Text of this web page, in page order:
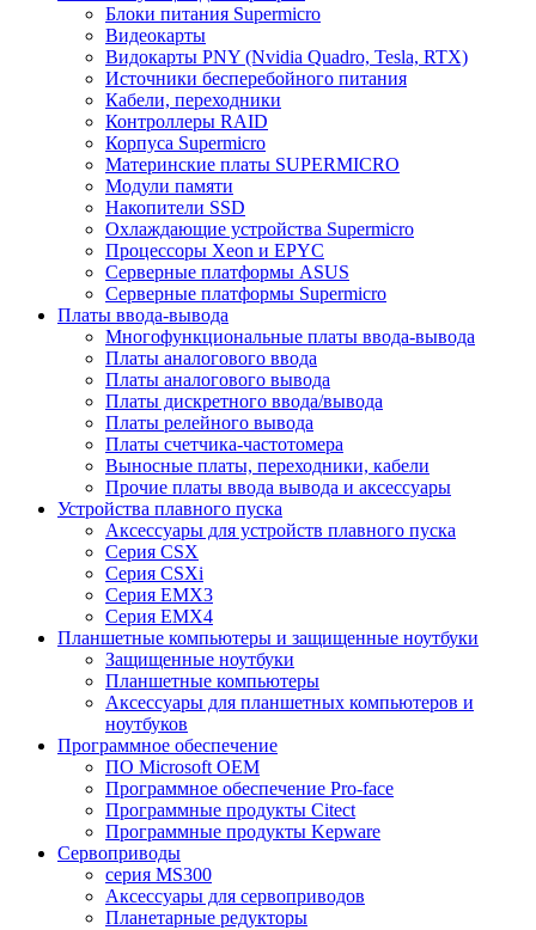
Блоки питания Supermicro
Видеокарты
Видокарты PNY (Nvidia Quadro, Tesla, RTX)
Источники бесперебойного питания
Кабели, переходники
Контроллеры RAID
Корпуса Supermicro
Материнские платы SUPERMICRO
Модули памяти
Накопители SSD
Охлаждающие устройства Supermicro
Процессоры Xeon и EPYC
Серверные платформы ASUS
Серверные платформы Supermicro
Платы ввода-вывода
Многофункциональные платы ввода-вывода
Платы аналогового ввода
Платы аналогового вывода
Платы дискретного ввода/вывода
Платы релейного вывода
Платы счетчика-частотомера
Выносные платы, переходники, кабели
Прочие платы ввода вывода и аксессуары
Устройства плавного пуска
Аксессуары для устройств плавного пуска
Серия CSX
Серия CSXi
Серия EMX3
Серия EMX4
Планшетные компьютеры и защищенные ноутбуки
Защищенные ноутбуки
Планшетные компьютеры
Аксессуары для планшетных компьютеров и
ноутбуков
Программное обеспечение
ПО Microsoft OEM
Программное обеспечение Pro-face
Программные продукты Citect
Программные продукты Kepware
Сервоприводы
серия MS300
Аксессуары для сервоприводов
Планетарные редукторы